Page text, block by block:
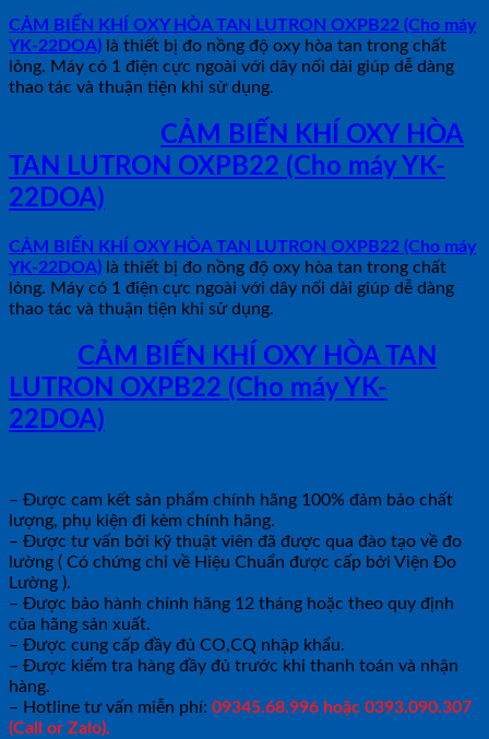
CẢM BIẾN KHÍ OXY HÒA TAN LUTRON OXPB22 (Cho máy
YK-22DOA) là thiết bị đo nồng độ oxy hòa tan trong chất
lỏng. Máy có 1 điện cực ngoài với dây nối dài giúp dễ dàng
thao tác và thuận tiện khi sử dụng.
CẢM BIẾN KHÍ OXY HÒA
TAN LUTRON OXPB22 (Cho máy YK-
22DOA)
CẢM BIẾN KHÍ OXY HÒA TAN LUTRON OXPB22 (Cho máy
YK-22DOA) là thiết bị đo nồng độ oxy hòa tan trong chất
lỏng. Máy có 1 điện cực ngoài với dây nối dài giúp dễ dàng
thao tác và thuận tiện khi sử dụng.
CẢM BIẾN KHÍ OXY HÒA TAN
LUTRON OXPB22 (Cho máy YK-
22DOA)
– Được cam kết sản phẩm chính hãng 100% đảm bảo chất
lượng, phụ kiện đi kèm chính hãng.
– Được tư vấn bởi kỹ thuật viên đã được qua đào tạo về đo
lường ( Có chứng chỉ về Hiệu Chuẩn được cấp bởi Viện Đo
Lường ).
– Được bảo hành chính hãng 12 tháng hoặc theo quy định
của hãng sản xuất.
– Được cung cấp đầy đủ CO,CQ nhập khẩu.
– Được kiểm tra hàng đầy đủ trước khi thanh toán và nhận
hàng.
– Hotline tư vấn miễn phí: 09345.68.996 hoặc 0393.090.307
(Call or Zalo).